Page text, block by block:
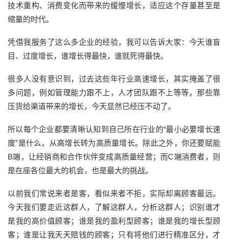
技术重构、消费变化而带来的缓慢增长，适应这个存量甚至是
缩量的时代。
凭借我服务了这么多企业的经验，我可以告诉大家：今天谁盲
目、过度增长，谁增长得最快，谁就死得最快。
很多人没有意识到，过去这些年行业高速增长，其实掩盖了很
多问题，例如管理能力跟不上，人才团队跟不上等等。那些靠
压货给渠道带来的增长，今天显然已经压不动了。
所以每个企业都要清晰认知到自己所在行业的“最小必要增长速
度”是什么，从高增长转为高质量增长。除此之外，你还要赋能
B端，让经销商和合作伙伴变成高质量经营；而C端消费者，则
是在座各位最大的机会，也是最大的挑战。
以前我们常说来者是客，看似来者不拒，实际却离顾客最远。
今天我们要走近这群人，了解这群人，分析这群人；识别谁才
是我的高价值顾客；谁是我的盈利型顾客；谁是我的增长型顾
客；谁是让我天天赔钱的顾客；只有将他们进行精准区分，才